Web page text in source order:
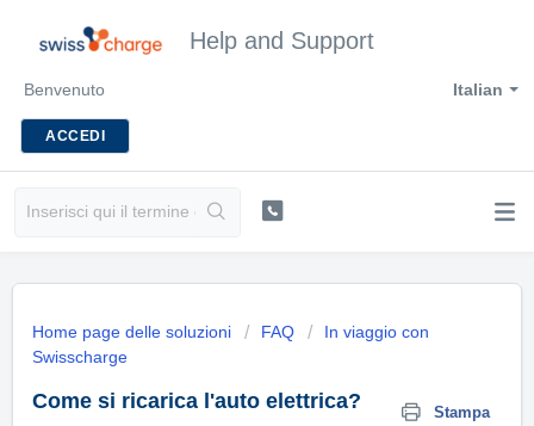
Help and Support
Italian
Benvenuto
ACCEDI
Home page delle soluzioni FAQ
In viaggio con
Swisscharge
Come si ricarica l'auto elettrica?
Stampa